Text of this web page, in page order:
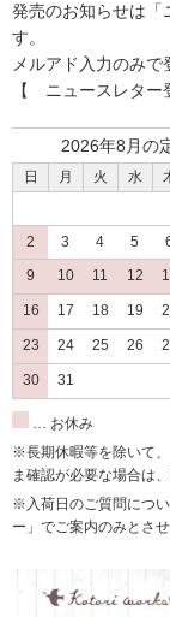
発売のお知らせは
す。
メルアド入力のみ
【 ニュースレター
2026年8月の
日 月 火 水
2
3 4 5
9
10 11 12
16 17 18 19
23 24 25 26
30 31
… お休み
※長期休暇等を除いて
ま確認が必要な場合は
※入荷日のご質問につ
ー」でご案内のみとさ